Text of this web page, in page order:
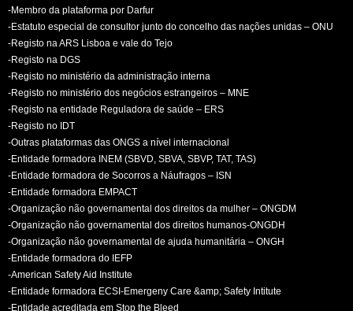
-Membro da plataforma por Darfur
-Estatuto especial de consultor junto do concelho das nações unidas – ONU
-Registo na ARS Lisboa e vale do Tejo
-Registo na DGS
-Registo no ministério da administração interna
-Registo no ministério dos negócios estrangeiros – MNE
-Registo na entidade Reguladora de saúde – ERS
-Registo no IDT
-Outras plataformas das ONGS a nível internacional
-Entidade formadora INEM (SBVD, SBVA, SBVP, TAT, TAS)
-Entidade formadora de Socorros a Náufragos – ISN
-Entidade formadora EMPACT
-Organização não governamental dos direitos da mulher – ONGDM
-Organização não governamental dos direitos humanos-ONGDH
-Organização não governamental de ajuda humanitária – ONGH
-Entidade formadora do IEFP
-American Safety Aid Institute
-Entidade formadora ECSI-Emergeny Care &amp; Safety Intitute
-Entidade acreditada em Stop the Bleed